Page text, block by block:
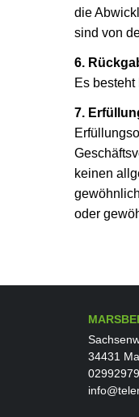
die
sind von
6.
Es
7.
keinen
oder
34431